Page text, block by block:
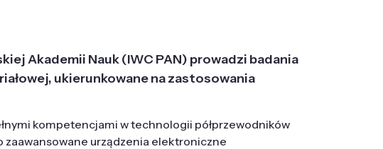
Akademii Nauk (IWC PAN) prowadzi badania
ukierunkowane na zastosowania
kompetencjami w technologii półprzewodników
zaawansowane urządzenia elektroniczne